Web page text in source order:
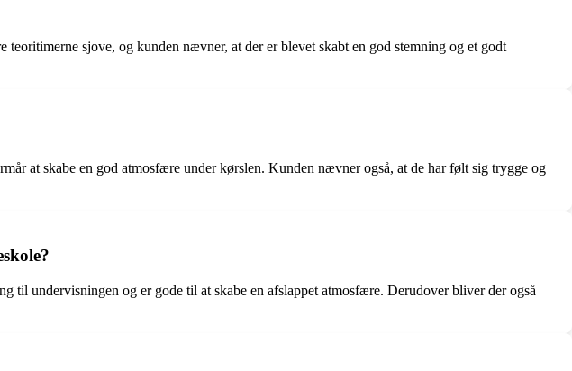
sjove, og kunden nævner, at der er blevet skabt en god stemning og et godt
at skabe en god atmosfære under kørslen. Kunden nævner også, at de har følt sig trygge og
til undervisningen og er gode til at skabe en afslappet atmosfære. Derudover bliver der også